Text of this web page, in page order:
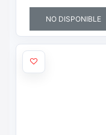
NO DISPONIBLE